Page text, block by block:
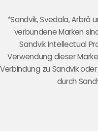
*Sandvik, Svedala, Arbrå
verbundene Marken
Sandvik Intellectual
Verwendung dieser
Verbindung zu Sandvik
durch